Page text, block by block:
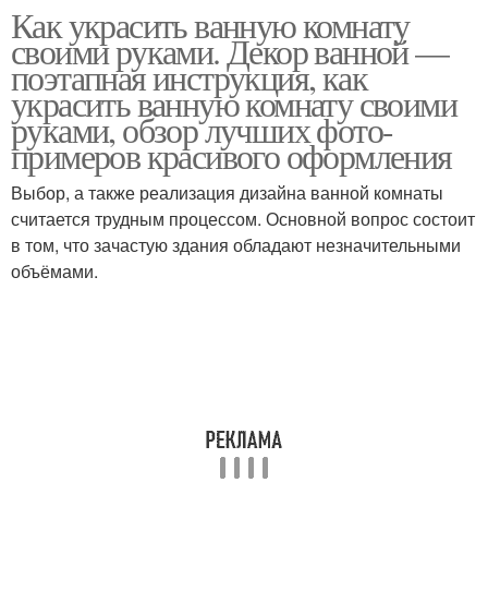
Как украсить ванную комнату
своими руками. Декор ванной —
поэтапная инструкция, как
украсить ванную комнату своими
руками, обзор лучших фото-
примеров красивого оформления
Выбор, а также реализация дизайна ванной комнаты
считается трудным процессом. Основной вопрос состоит
в том, что зачастую здания обладают незначительными
объёмами.